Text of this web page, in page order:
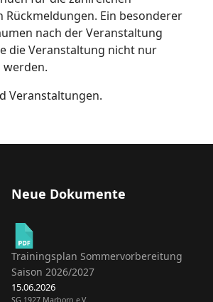
Ein besonderer
nach der Veranstaltung
die Veranstaltung nicht nur
Veranstaltungen.
Neue Dokumente
Trainingsplan Sommervorbereitung
Saison 2026/2027
15.06.2026
SG 1927 Marborn e.V.